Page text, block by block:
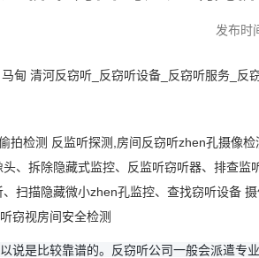
发布时
甸 清河反窃听_反窃听设备_反窃听服务_反
拍检测 反监听探测 ,房间反窃听zhen孔摄像检
、拆除隐藏式监控、反监听窃听器、排查
扫描隐藏微小zhen孔监控、查找窃听设备 摄
窃视房间安全检测
说是比较靠谱的。反窃听公司一般会派遣